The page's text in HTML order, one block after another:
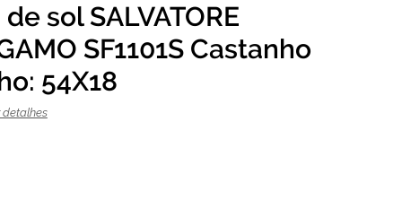
227,70 €
€
sol SALVATORE
SF1101S Castanho
54X18
detalhes